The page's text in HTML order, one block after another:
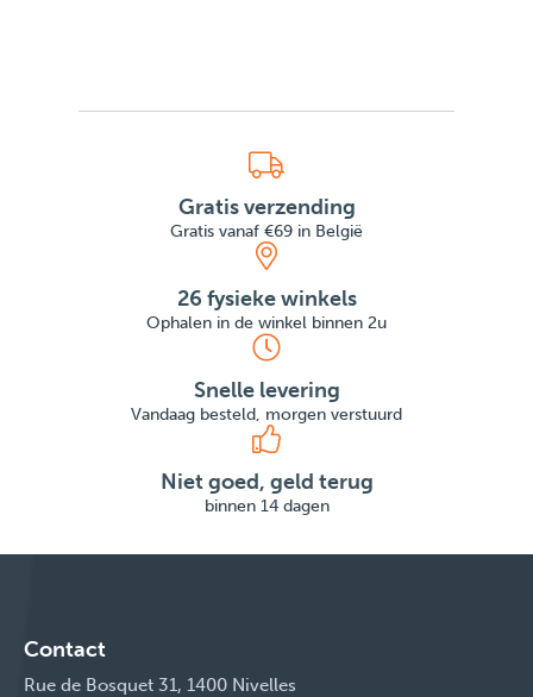
Gratis verzending
Gratis vanaf €69 in België
26 fysieke winkels
Ophalen in de winkel binnen 2u
Snelle levering
Vandaag besteld, morgen verstuurd
Niet goed, geld terug
binnen 14 dagen
Contact
Rue de Bosquet 31, 1400 Nivelles